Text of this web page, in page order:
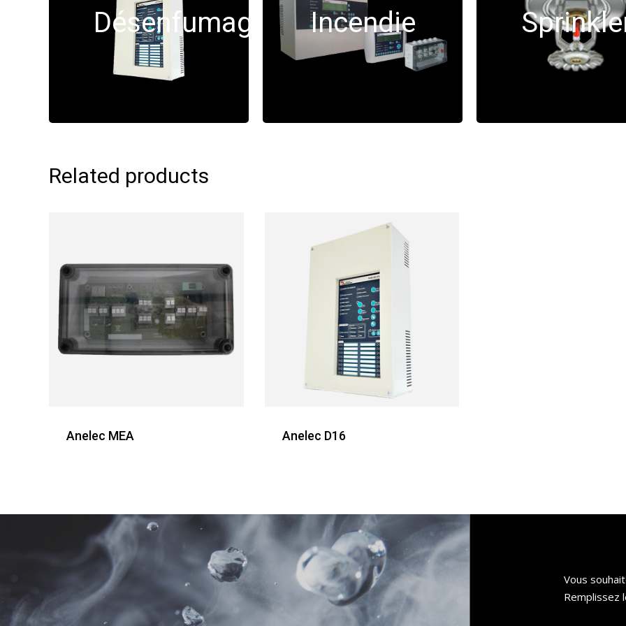
Désenfumage Incendie
Related products
Anelec MEA Anelec D16
Vous
Remplissez